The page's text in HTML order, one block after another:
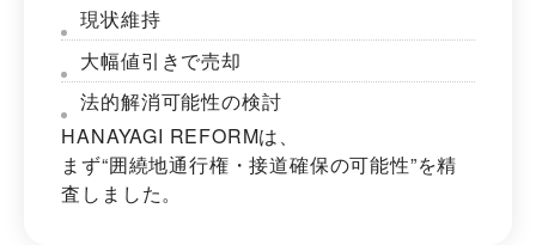
現状維持
大幅値引きで売却
法的解消可能性の検討
HANAYAGI REFORMは、
まず“囲繞地通行権・接道確保の可能性”を精
査しました。